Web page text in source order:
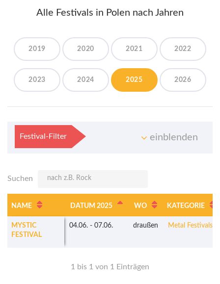
Alle Festivals in Polen nach Jahren
2019 2020 2021 2022
2023 2024 2025 2026
Festival-Filter einblenden
Suchen
NAME DATUM 2025 WO KATEGORIE
MYSTIC
FESTIVAL
04.06. - 07.06. draußen Metal Festivals
1 bis 1 von 1 Einträgen